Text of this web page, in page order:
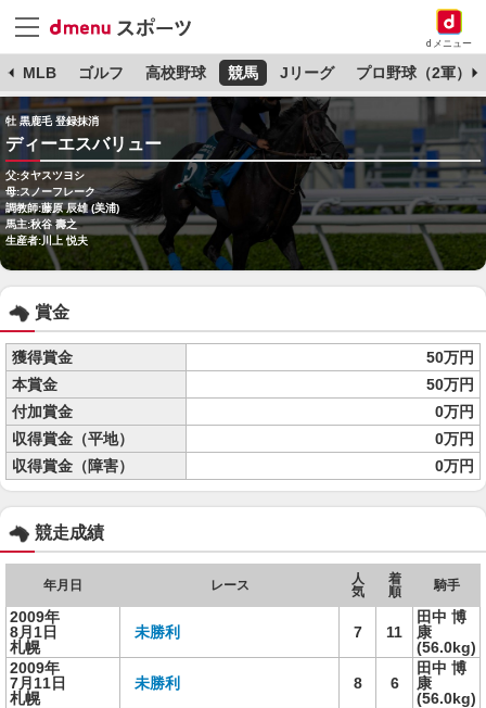
dメニュー
MLB ゴルフ 高校野球 競馬 Jリーグ プロ野球（2軍）
牡 黒鹿毛 登録抹消
ディーエスバリュー
父:タヤスツヨシ
母:スノーフレーク
調教師:藤原 辰雄 (美浦)
馬主:秋谷 壽之
生産者:川上 悦夫
賞金
獲得賞金
50万円
本賞金
50万円
付加賞金
0万円
収得賞金（平地）
0万円
収得賞金（障害）
0万円
競走成績
年月日 レース
人
気
着
順
騎手
2009年
8月1日
札幌
未勝利 7 11
田中 博
康
(56.0kg)
2009年
7月11日
札幌
未勝利 8 6
田中 博
康
(56.0kg)